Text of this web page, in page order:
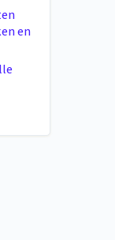
en